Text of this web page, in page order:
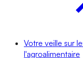
Votre veille sur
l'agroalimentaire